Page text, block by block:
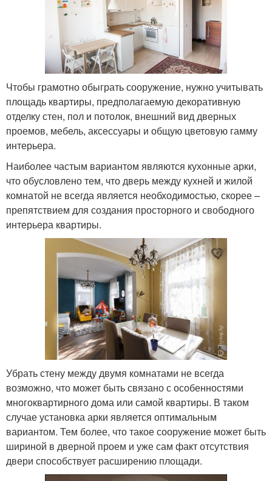
Чтобы грамотно обыграть сооружение, нужно учитывать
площадь квартиры, предполагаемую декоративную
отделку стен, пол и потолок, внешний вид дверных
проемов, мебель, аксессуары и общую цветовую гамму
интерьера.
Наиболее частым вариантом являются кухонные арки,
что обусловлено тем, что дверь между кухней и жилой
комнатой не всегда является необходимостью, скорее –
препятствием для создания просторного и свободного
интерьера квартиры.
Убрать стену между двумя комнатами не всегда
возможно, что может быть связано с особенностями
многоквартирного дома или самой квартиры. В таком
случае установка арки является оптимальным
вариантом. Тем более, что такое сооружение может быть
шириной в дверной проем и уже сам факт отсутствия
двери способствует расширению площади.